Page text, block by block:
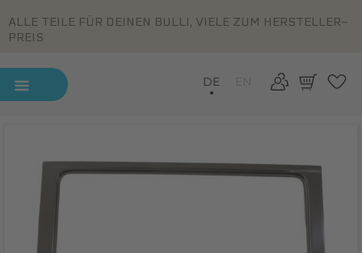
ALLE TEILE FÜR DEINEN BULLI, VIELE ZUM HERSTELLER-
PREIS
DE